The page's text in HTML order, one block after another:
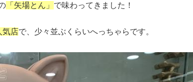
「矢場とん」 で味わってきました！
気店で、少々並ぶくらいへっちゃらです。